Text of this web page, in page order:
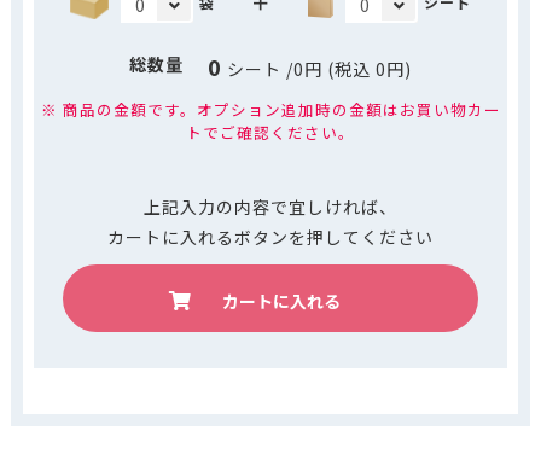
総数量 0 シート /0円 (税込 0円)
※ 商品の金額です。オプション追加時の金額はお買い物カー
トでご確認ください。
上記入力の内容で宜しければ、
カートに入れるボタンを押してください
カートに入れる